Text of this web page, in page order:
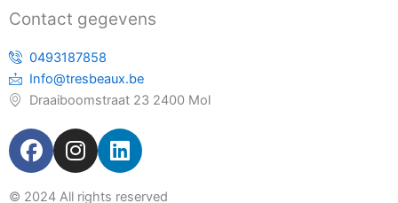
Contact gegevens
0493187858
Info@tresbeaux.be
Draaiboomstraat 23 2400 Mol
F
a
I
n
L
i
© 2024 All rights reserved